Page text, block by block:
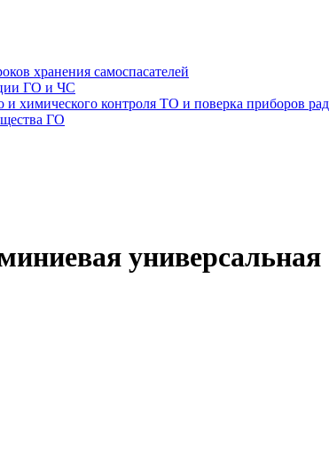
хранения самоспасателей
ГО и ЧС
ТО и поверка приборов
ГО
универсальная